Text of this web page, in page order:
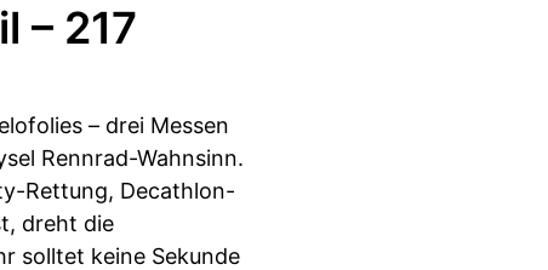
– 217
– drei Messen
Rennrad-Wahnsinn.
Rettung, Decathlon-
dreht die
solltet keine Sekunde